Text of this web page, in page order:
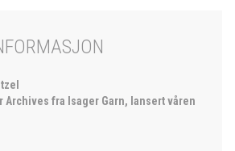
Archives fra Isager Garn, lansert våren